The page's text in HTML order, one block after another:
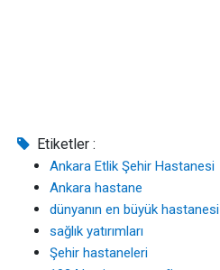
Etiketler :
Ankara Etlik Şehir Hastanesi
Ankara hastane
dünyanın en büyük hastanesi
sağlık yatırımları
Şehir hastaneleri